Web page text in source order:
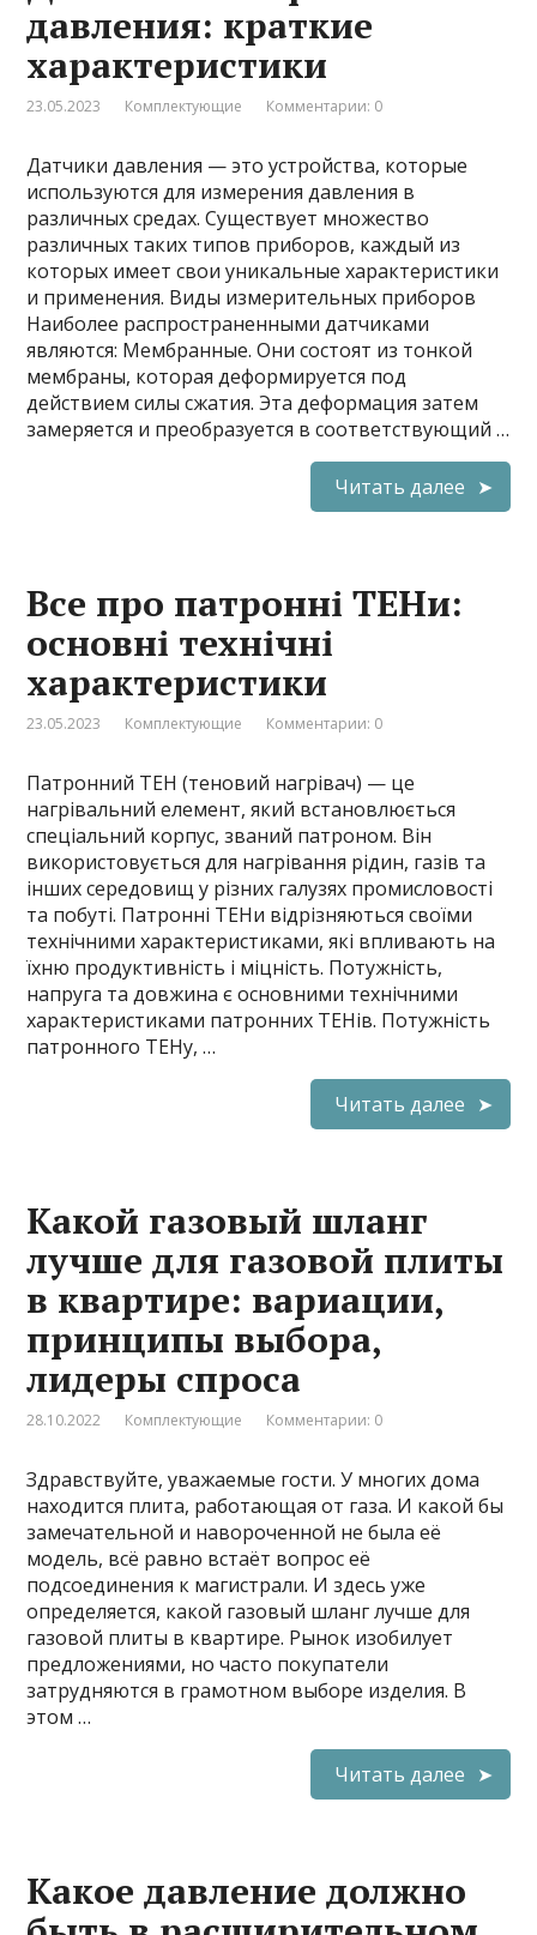
давления: краткие
характеристики
23.05.2023 Комплектующие Комментарии: 0
Датчики давления — это устройства, которые
используются для измерения давления в
различных средах. Существует множество
различных таких типов приборов, каждый из
которых имеет свои уникальные характеристики
и применения. Виды измерительных приборов
Наиболее распространенными датчиками
являются: Мембранные. Они состоят из тонкой
мембраны, которая деформируется под
действием силы сжатия. Эта деформация затем
замеряется и преобразуется в соответствующий …
Читать далее
Все про патронні ТЕНи:
основні технічні
характеристики
23.05.2023 Комплектующие Комментарии: 0
Патронний ТЕН (теновий нагрівач) — це
нагрівальний елемент, який встановлюється
спеціальний корпус, званий патроном. Він
використовується для нагрівання рідин, газів та
інших середовищ у різних галузях промисловості
та побуті. Патронні ТЕНи відрізняються своїми
технічними характеристиками, які впливають на
їхню продуктивність і міцність. Потужність,
напруга та довжина є основними технічними
характеристиками патронних ТЕНів. Потужність
патронного ТЕНу, …
Читать далее
Какой газовый шланг
лучше для газовой плиты
в квартире: вариации,
принципы выбора,
лидеры спроса
28.10.2022 Комплектующие Комментарии: 0
Здравствуйте, уважаемые гости. У многих дома
находится плита, работающая от газа. И какой бы
замечательной и навороченной не была её
модель, всё равно встаёт вопрос её
подсоединения к магистрали. И здесь уже
определяется, какой газовый шланг лучше для
газовой плиты в квартире. Рынок изобилует
предложениями, но часто покупатели
затрудняются в грамотном выборе изделия. В
этом …
Читать далее
Какое давление должно